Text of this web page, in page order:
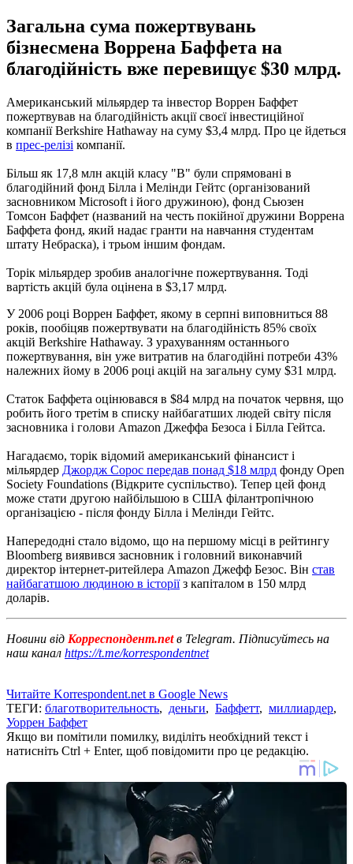
Загальна сума пожертвувань
бізнесмена Воррена Баффета на
благодійність вже перевищує $30 млрд.
Американський мільярдер та інвестор Воррен Баффет
пожертвував на благодійність акції своєї інвестиційної
компанії Berkshire Hathaway на суму $3,4 млрд. Про це йдеться
в прес-релізі компанії.
Більш як 17,8 млн акцій класу "B" були спрямовані в
благодійний фонд Білла і Мелінди Гейтс (організований
засновником Microsoft і його дружиною), фонд Сьюзен
Томсон Баффет (названий на честь покійної дружини Воррена
Баффета фонд, який надає гранти на навчання студентам
штату Небраска), і трьом іншим фондам.
Торік мільярдер зробив аналогічне пожертвування. Тоді
вартість акцій була оцінена в $3,17 млрд.
У 2006 році Воррен Баффет, якому в серпні виповниться 88
років, пообіцяв пожертвувати на благодійність 85% своїх
акцій Berkshire Hathaway. З урахуванням останнього
пожертвування, він уже витратив на благодійні потреби 43%
належних йому в 2006 році акцій на загальну суму $31 млрд.
Статок Баффета оцінювався в $84 млрд на початок червня, що
робить його третім в списку найбагатших людей світу після
засновника і голови Amazon Джеффа Безоса і Білла Гейтса.
Нагадаємо, торік відомий американський фінансист і
мільярдер Джордж Сорос передав понад $18 млрд фонду Open
Society Foundations (Відкрите суспільство). Тепер цей фонд
може стати другою найбільшою в США філантропічною
організацією - після фонду Білла і Мелінди Гейтс.
Напередодні стало відомо, що на першому місці в рейтингу
Bloomberg виявився засновник і головний виконавчий
директор інтернет-ритейлера Amazon Джефф Безос. Він став
найбагатшою людиною в історіїз капіталом в 150 млрд
доларів.
Новини від Корреспондент.netв Telegram. Підписуйтесь на
наш канал https://t.me/korrespondentnet
Читайте Korrespondent.net в Google News
ТЕГИ: благотворительность, деньги, Баффетт, миллиардер,
Уоррен Баффет
Якщо ви помітили помилку, виділіть необхідний текст і
натисніть Ctrl + Enter, щоб повідомити про це редакцію.